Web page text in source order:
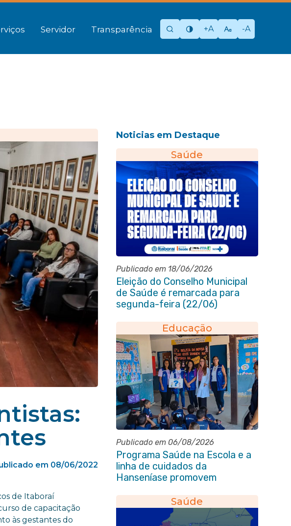
Servidor Transparência +A -A
em 08/06/2022
de Itaboraí
de capacitação
às gestantes do
Noticias em Destaque
Saúde
Publicado em 18/06/2026
Eleição do Conselho Municipal
de Saúde é remarcada para
segunda-feira (22/06)
Educação
Publicado em 06/08/2026
Programa Saúde na Escola e a
linha de cuidados da
Hanseníase promovem
hanseníase na E.M Adelaide de
Magalhães Seabra
Saúde